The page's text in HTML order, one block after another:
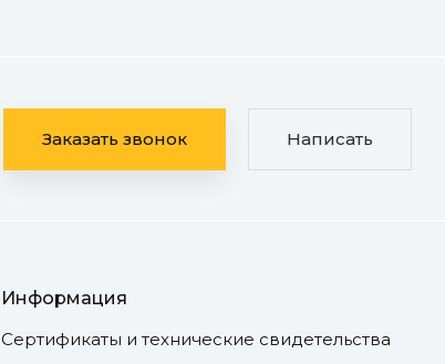
Заказать звонок Написать
Информация
Сертификаты и технические свидетельства